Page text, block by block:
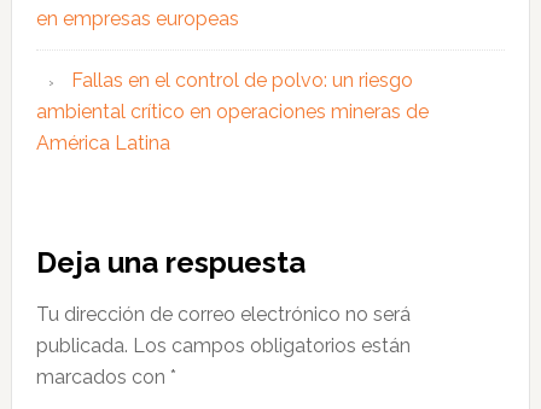
en empresas europeas
Fallas en el control de polvo: un riesgo
ambiental crítico en operaciones mineras de
América Latina
Interacciones
con
los
lectores
Deja una respuesta
Tu dirección de correo electrónico no será
publicada. Los campos obligatorios están
marcados con *